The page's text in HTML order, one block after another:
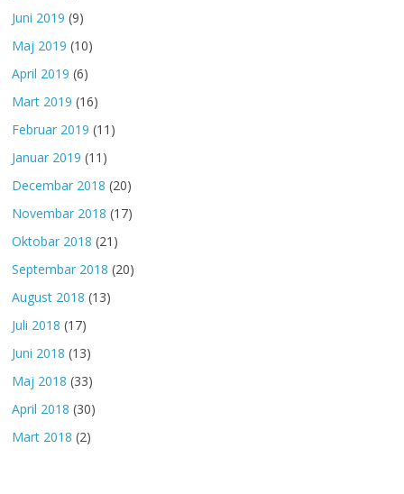
Juni 2019 (9)
Maj 2019 (10)
April 2019 (6)
Mart 2019 (16)
Februar 2019 (11)
Januar 2019 (11)
Decembar 2018 (20)
Novembar 2018 (17)
Oktobar 2018 (21)
Septembar 2018 (20)
August 2018 (13)
Juli 2018 (17)
Juni 2018 (13)
Maj 2018 (33)
April 2018 (30)
Mart 2018 (2)